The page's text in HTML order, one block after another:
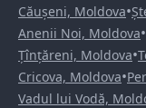
Căușeni, Moldova•
Anenii Noi, Moldova•
Țînțăreni, Moldova•
Cricova, Moldova•
Vadul lui Vodă,